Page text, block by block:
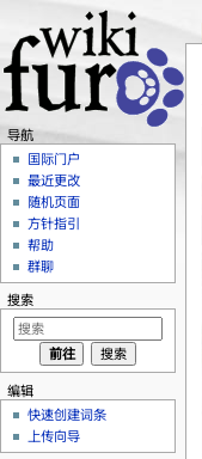
导航
国际门户
最近更改
随机页面
方针指引
帮助
群聊
搜索
编辑
快速创建词条
上传向导